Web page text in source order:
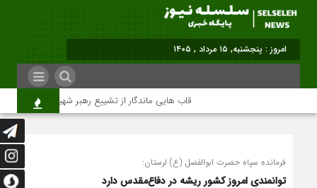
برابر ب
قاب هایی ماندگار از تشییع رهبر شهید در تهران
فرمانده سپاه حضرت ابوالفضل (ع) لرستان:
توانمندی امروز کشور ریشه در دفاع‌مقدس دارد